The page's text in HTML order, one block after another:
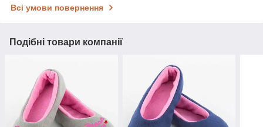
Всі умови повернення
Подібні товари компанії